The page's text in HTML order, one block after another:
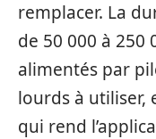
remplacer. La
de 50 000 à 250
alimentés par
lourds à utiliser,
qui rend